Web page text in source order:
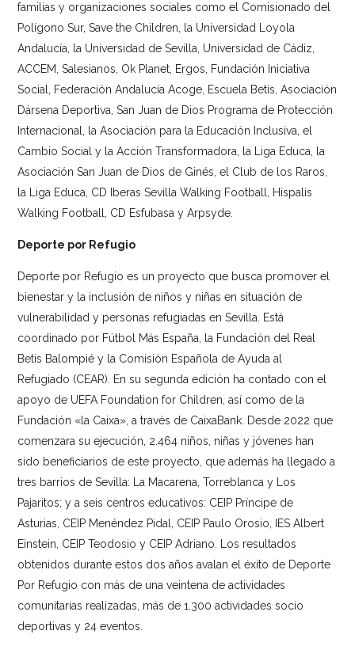
familias y organizaciones sociales como el Comisionado del
Polígono Sur, Save the Children, la Universidad Loyola
Andalucía, la Universidad de Sevilla, Universidad de Cádiz,
ACCEM, Salesianos, Ok Planet, Ergos, Fundación Iniciativa
Social, Federación Andalucía Acoge, Escuela Betis, Asociación
Dársena Deportiva, San Juan de Dios Programa de Protección
Internacional, la Asociación para la Educación Inclusiva, el
Cambio Social y la Acción Transformadora, la Liga Educa, la
Asociación San Juan de Dios de Ginés, el Club de los Raros,
la Liga Educa, CD Iberas Sevilla Walking Football, Hispalis
Walking Football, CD Esfubasa y Arpsyde.
Deporte por Refugio
Deporte por Refugio es un proyecto que busca promover el
bienestar y la inclusión de niños y niñas en situación de
vulnerabilidad y personas refugiadas en Sevilla. Está
coordinado por Fútbol Más España, la Fundación del Real
Betis Balompié y la Comisión Española de Ayuda al
Refugiado (CEAR). En su segunda edición ha contado con el
apoyo de UEFA Foundation for Children, así como de la
Fundación «la Caixa», a través de CaixaBank. Desde 2022 que
comenzara su ejecución, 2.464 niños, niñas y jóvenes han
sido beneficiarios de este proyecto, que además ha llegado a
tres barrios de Sevilla: La Macarena, Torreblanca y Los
Pajaritos; y a seis centros educativos: CEIP Príncipe de
Asturias, CEIP Menéndez Pidal, CEIP Paulo Orosio, IES Albert
Einstein, CEIP Teodosio y CEIP Adriano. Los resultados
obtenidos durante estos dos años avalan el éxito de Deporte
Por Refugio con más de una veintena de actividades
comunitarias realizadas, más de 1.300 actividades socio
deportivas y 24 eventos.